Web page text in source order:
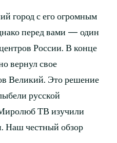
город с его огромным
перед вами — один
России. В конце
вернул свое
Великий. Это решение
русской
ТВ изучили
Наш честный обзор